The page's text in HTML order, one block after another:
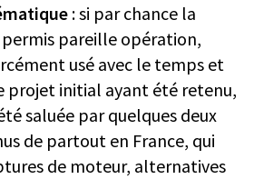
: si par chance la
pareille opération,
usé avec le temps et
projet initial ayant été retenu,
saluée par quelques deux
de partout en France, qui
de moteur, alternatives